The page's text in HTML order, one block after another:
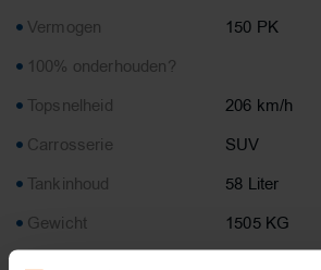
Vermogen
150 PK
100% onderhouden?
Topsnelheid
206 km/h
Carrosserie
SUV
Tankinhoud
58 Liter
Gewicht
1505 KG